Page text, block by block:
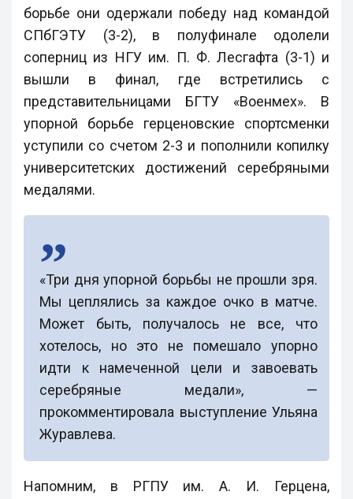
борьбе они одержали победу над командой
СПбГЭТУ (3-2), в полуфинале одолели
соперниц из НГУ им. П. Ф. Лесгафта (3-1) и
вышли в финал, где встретились с
представительницами БГТУ «Военмех». В
упорной борьбе герценовские спортсменки
уступили со счетом 2-3 и пополнили копилку
университетских достижений серебряными
медалями.
«Три дня упорной борьбы не прошли зря.
Мы цеплялись за каждое очко в матче.
Может быть, получалось не все, что
хотелось, но это не помешало упорно
идти к намеченной цели и завоевать
серебряные медали», —
прокомментировала выступление Ульяна
Журавлева.
Напомним, в РГПУ им. А. И. Герцена,